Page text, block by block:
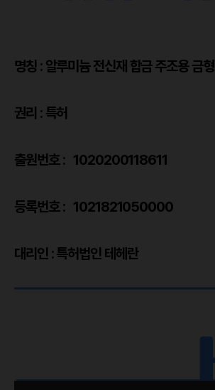
명칭 : 알루미늄 전신재 합금 주조용 금형
권리 : 특허
출원번호 : 1020200118611
등록번호 : 1021821050000
대리인 : 특허법인 테헤란